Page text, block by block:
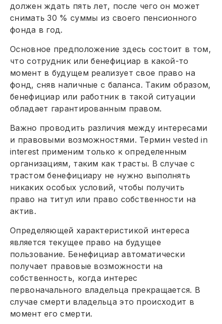
должен ждать пять лет, после чего он может
снимать 30 % суммы из своего пенсионного
фонда в год.
Основное предположение здесь состоит в том,
что сотрудник или бенефициар в какой-то
момент в будущем реализует свое право на
фонд, сняв наличные с баланса. Таким образом,
бенефициар или работник в такой ситуации
обладает гарантированным правом.
Важно проводить различия между интересами
и правовыми возможностями. Термин vested in
interest применим только к определенным
организациям, таким как трасты. В случае с
трастом бенефициару не нужно выполнять
никаких особых условий, чтобы получить
право на титул или право собственности на
актив.
Определяющей характеристикой интереса
является текущее право на будущее
пользование. Бенефициар автоматически
получает правовые возможности на
собственность, когда интерес
первоначального владельца прекращается. В
случае смерти владельца это происходит в
момент его смерти.